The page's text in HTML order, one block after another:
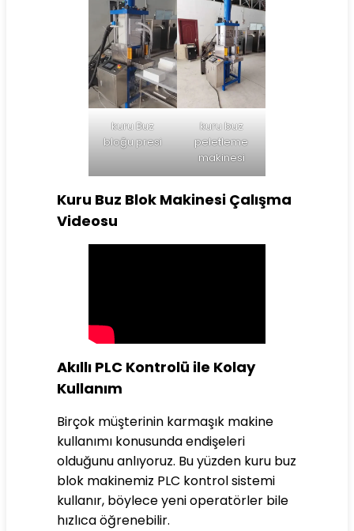
kuru Buz
bloğu presi
kuru buz
peletleme
makinesi
Kuru Buz Blok Makinesi Çalışma
Videosu
Akıllı PLC Kontrolü ile Kolay
Kullanım
Birçok müşterinin karmaşık makine
kullanımı konusunda endişeleri
olduğunu anlıyoruz. Bu yüzden kuru buz
blok makinemiz PLC kontrol sistemi
kullanır, böylece yeni operatörler bile
hızlıca öğrenebilir.